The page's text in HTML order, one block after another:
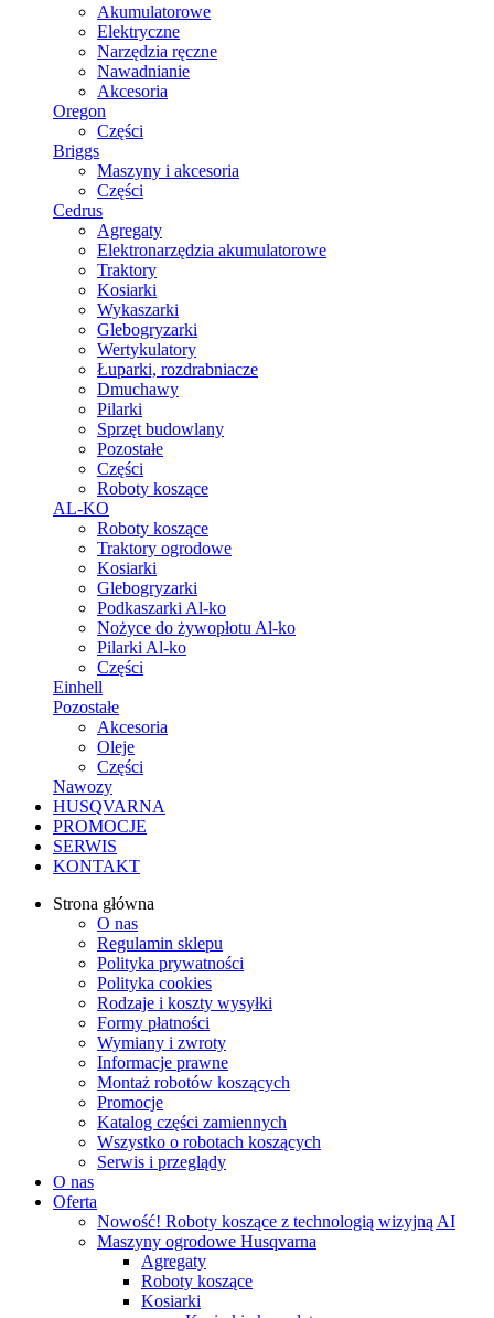
Akumulatorowe
Elektryczne
Narzędzia ręczne
Nawadnianie
Akcesoria
Oregon
Części
Briggs
Maszyny i akcesoria
Części
Cedrus
Agregaty
Elektronarzędzia akumulatorowe
Traktory
Kosiarki
Wykaszarki
Glebogryzarki
Wertykulatory
Łuparki, rozdrabniacze
Dmuchawy
Pilarki
Sprzęt budowlany
Pozostałe
Części
Roboty koszące
AL-KO
Roboty koszące
Traktory ogrodowe
Kosiarki
Glebogryzarki
Podkaszarki Al-ko
Nożyce do żywopłotu Al-ko
Pilarki Al-ko
Części
Einhell
Pozostałe
Akcesoria
Oleje
Części
Nawozy
HUSQVARNA
PROMOCJE
SERWIS
KONTAKT
Strona główna
O nas
Regulamin sklepu
Polityka prywatności
Polityka cookies
Rodzaje i koszty wysyłki
Formy płatności
Wymiany i zwroty
Informacje prawne
Montaż robotów koszących
Promocje
Katalog części zamiennych
Wszystko o robotach koszących
Serwis i przeglądy
O nas
Oferta
Nowość! Roboty koszące z technologią wizyjną AI
Maszyny ogrodowe Husqvarna
Agregaty
Roboty koszące
Kosiarki